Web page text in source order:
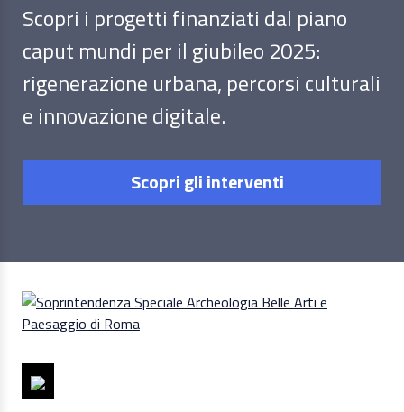
Scopri i progetti finanziati dal piano
caput mundi per il giubileo 2025:
rigenerazione urbana, percorsi culturali
e innovazione digitale.
Scopri gli interventi